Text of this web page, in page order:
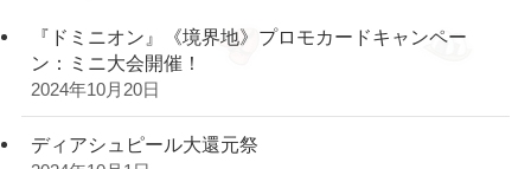
『ドミニオン』《境界地》プロモカードキャンペー
ン：ミニ大会開催！
2024年10月20日
ディアシュピール大還元祭